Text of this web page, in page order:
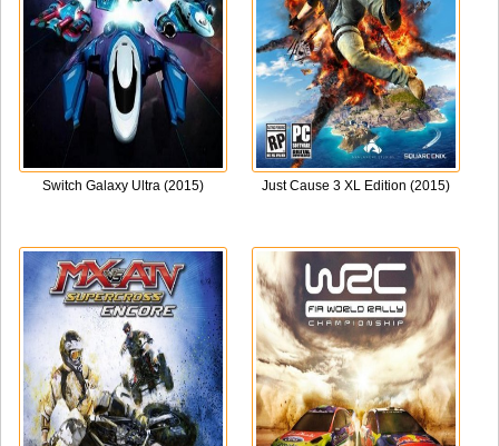
Switch Galaxy Ultra (2015) Just Cause 3 XL Edition (2015)